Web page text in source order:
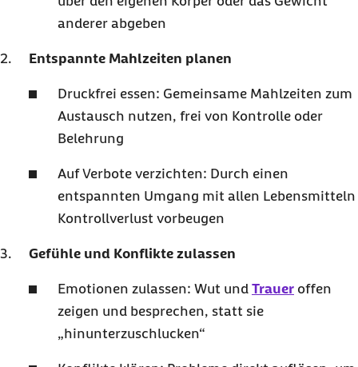
anderer abgeben
Entspannte Mahlzeiten planen
Druckfrei essen: Gemeinsame Mahlzeiten zum
Austausch nutzen, frei von Kontrolle oder
Belehrung
Auf Verbote verzichten: Durch einen
entspannten Umgang mit allen Lebensmitteln
Kontrollverlust vorbeugen
Gefühle und Konflikte zulassen
Emotionen zulassen: Wut und Trauer offen
zeigen und besprechen, statt sie
„hinunterzuschlucken“